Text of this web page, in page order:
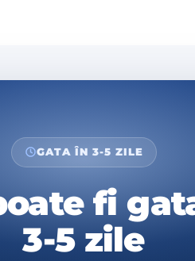
GATA ÎN 3-5 ZILE
fi
3-5 zile